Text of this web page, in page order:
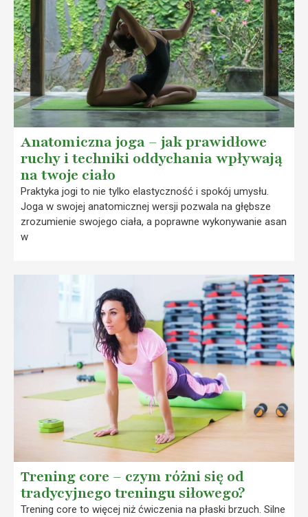
Anatomiczna joga – jak prawidłowe
ruchy i techniki oddychania wpływają
na twoje ciało
Praktyka jogi to nie tylko elastyczność i spokój umysłu.
Joga w swojej anatomicznej wersji pozwala na głębsze
zrozumienie swojego ciała, a poprawne wykonywanie asan
w
Trening core – czym różni się od
tradycyjnego treningu siłowego?
Trening core to więcej niż ćwiczenia na płaski brzuch. Silne